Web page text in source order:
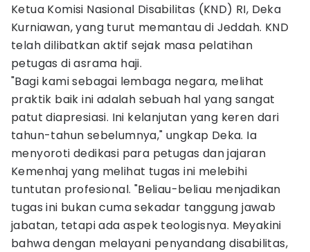
Ketua Komisi Nasional Disabilitas (KND) RI, Deka
Kurniawan, yang turut memantau di Jeddah. KND
telah dilibatkan aktif sejak masa pelatihan
petugas di asrama haji.
"Bagi kami sebagai lembaga negara, melihat
praktik baik ini adalah sebuah hal yang sangat
patut diapresiasi. Ini kelanjutan yang keren dari
tahun-tahun sebelumnya," ungkap Deka. Ia
menyoroti dedikasi para petugas dan jajaran
Kemenhaj yang melihat tugas ini melebihi
tuntutan profesional. "Beliau-beliau menjadikan
tugas ini bukan cuma sekadar tanggung jawab
jabatan, tetapi ada aspek teologisnya. Meyakini
bahwa dengan melayani penyandang disabilitas,